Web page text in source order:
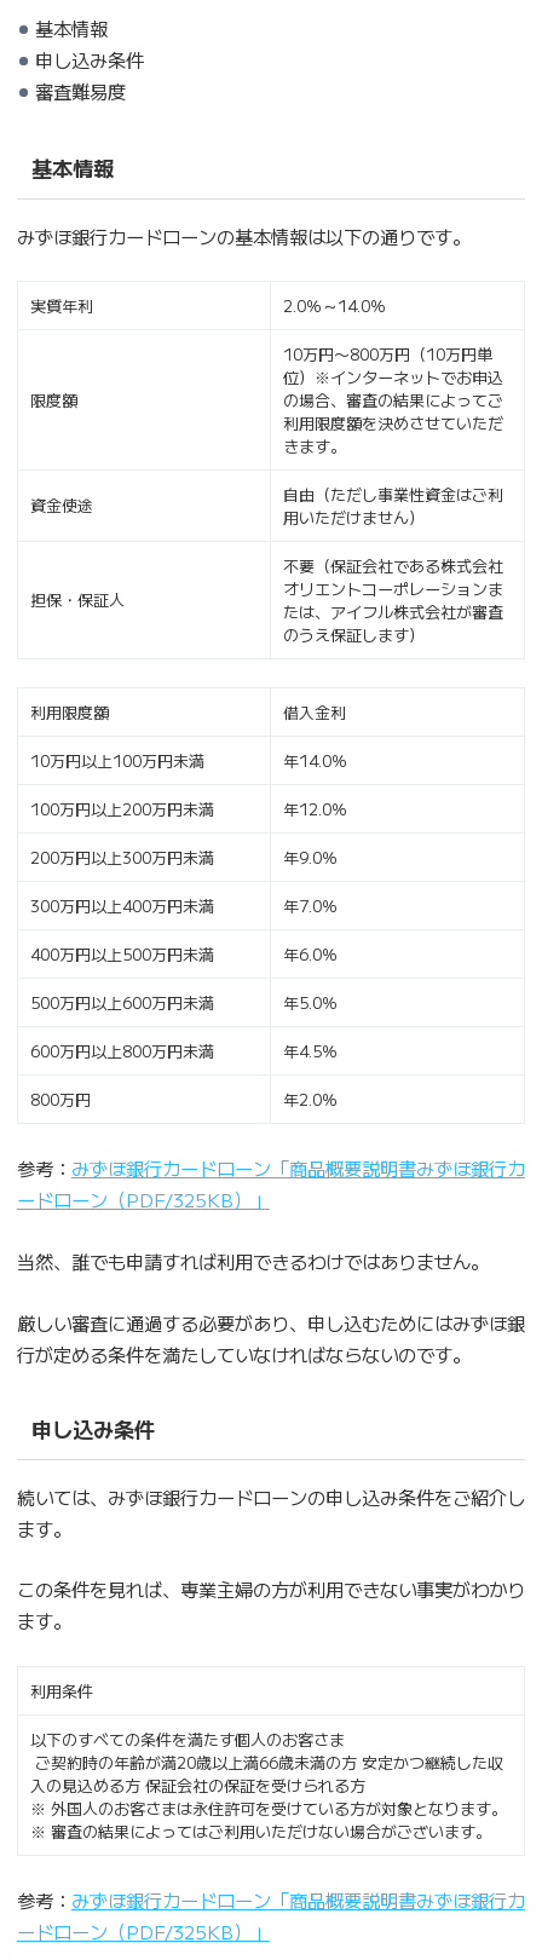
基本情報
申し込み条件
審査難易度
基本情報
みずほ銀行カードローンの基本情報は以下の通りです。
実質年利 2.0％～14.0％
限度額
10万円〜800万円（10万円単
位）※インターネットでお申込
の場合、審査の結果によってご
利用限度額を決めさせていただ
きます。
資金使途
自由（ただし事業性資金はご利
用いただけません）
担保・保証人
不要（保証会社である株式会社
オリエントコーポレーションま
たは、アイフル株式会社が審査
のうえ保証します）
利用限度額 借入金利
10万円以上100万円未満 年14.0％
100万円以上200万円未満 年12.0％
200万円以上300万円未満 年9.0％
300万円以上400万円未満 年7.0％
400万円以上500万円未満 年6.0％
500万円以上600万円未満 年5.0％
600万円以上800万円未満 年4.5％
800万円 年2.0％
参考： みずほ銀行カードローン「商品概要説明書みずほ銀行カ
ードローン（PDF/325KB）」
当然、誰でも申請すれば利用できるわけではありません。
厳しい審査に通過する必要があり、申し込むためにはみずほ銀
行が定める条件を満たしていなければならないのです。
申し込み条件
続いては、みずほ銀行カードローンの申し込み条件をご紹介し
ます。
この条件を見れば、専業主婦の方が利用できない事実がわかり
ます。
利用条件
以下のすべての条件を満たす個人のお客さま
ご契約時の年齢が満20歳以上満66歳未満の方 安定かつ継続した収
入の見込める方 保証会社の保証を受けられる方
※ 外国人のお客さまは永住許可を受けている方が対象となります。
※ 審査の結果によってはご利用いただけない場合がございます。
参考： みずほ銀行カードローン「商品概要説明書みずほ銀行カ
ードローン（PDF/325KB）」